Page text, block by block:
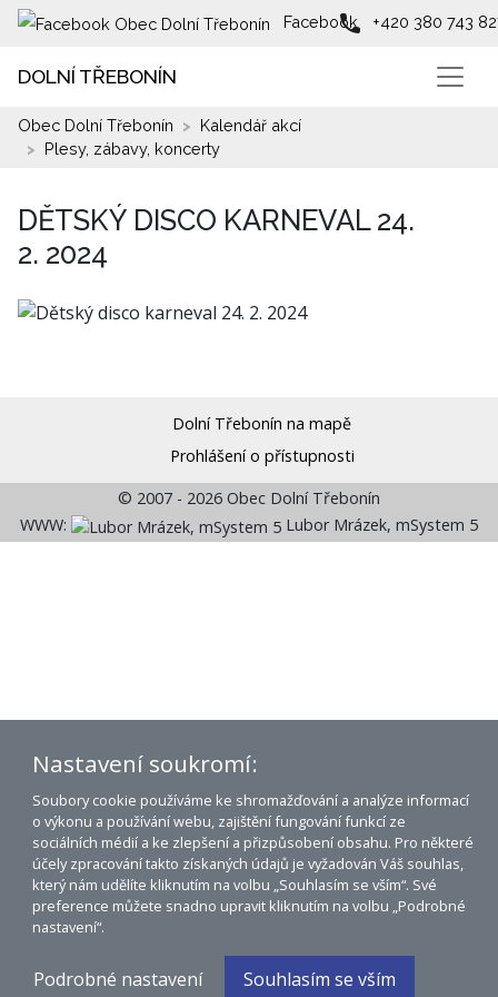
Facebook +420 380 743
DOLNÍ TŘEBONÍN
Obec Dolní Třebonín
Kalendář akcí
Plesy, zábavy, koncerty
DĚTSKÝ DISCO KARNEVAL 24.
2. 2024
Dolní Třebonín na mapě
Prohlášení o přístupnosti
© 2007 - 2026 Obec Dolní Třebonín
WWW:
Lubor Mrázek, mSystem 5
Nastavení soukromí:
Soubory cookie používáme ke shromažďování a analýze informací
o výkonu a používání webu, zajištění fungování funkcí ze
sociálních médií a ke zlepšení a přizpůsobení obsahu. Pro některé
účely zpracování takto získaných údajů je vyžadován Váš souhlas,
který nám udělíte kliknutím na volbu „Souhlasím se vším“. Své
preference můžete snadno upravit kliknutím na volbu „Podrobné
nastavení“.
Podrobné nastavení Souhlasím se vším